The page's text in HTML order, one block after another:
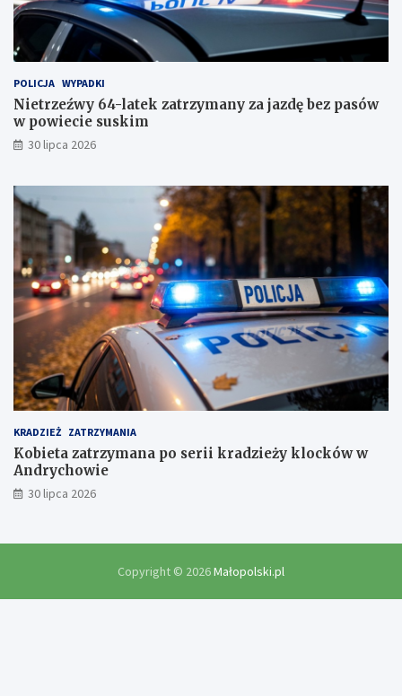
i
!
POLICJA WYPADKI
Nietrzeźwy 64-latek zatrzymany za jazdę bez pasów
w powiecie suskim
30 lipca 2026
KRADZIEŻ ZATRZYMANIA
Kobieta zatrzymana po serii kradzieży klocków w
Andrychowie
30 lipca 2026
Copyright © 2026Małopolski.pl